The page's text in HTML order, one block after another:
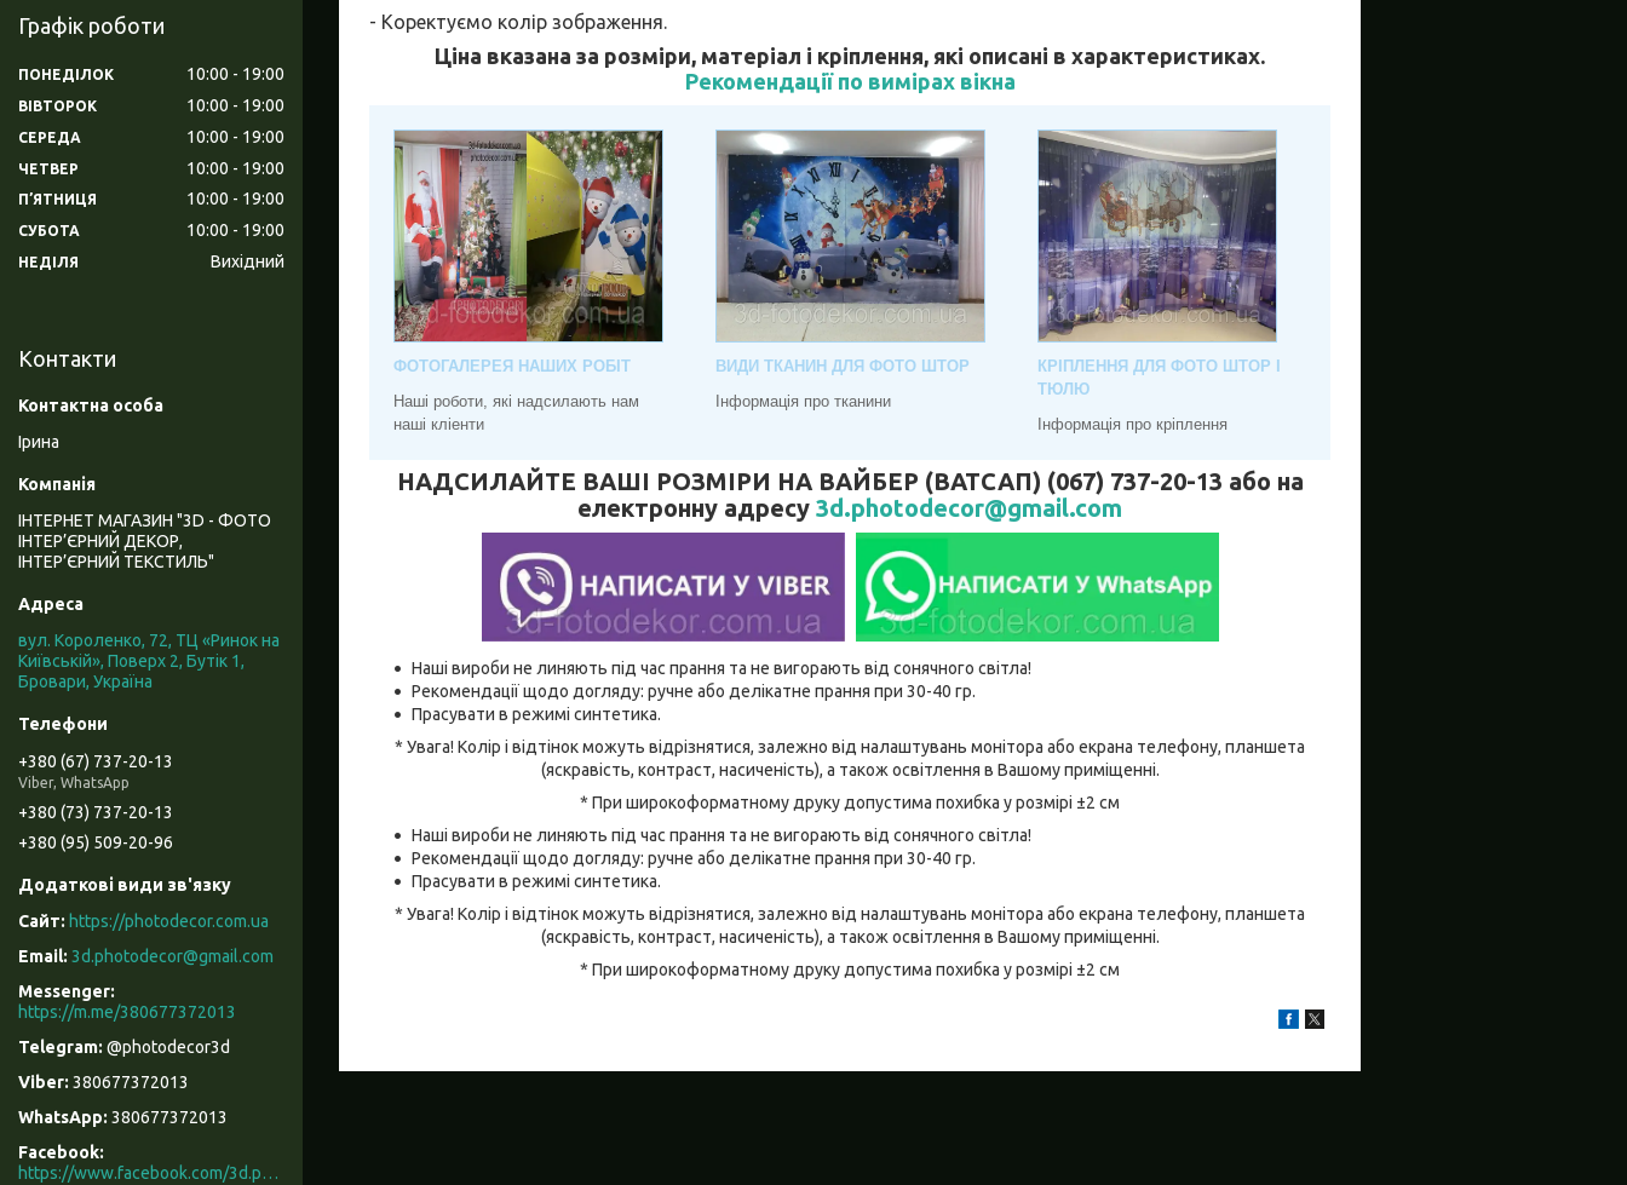
- Коректуємо колір зображення.
Ціна вказана за розміри, матеріал і кріплення, які описані в характеристиках.
Рекомендації по вимірах вікна
ФОТОГАЛЕРЕЯ НАШИХ РОБІТ
Наші роботи, які надсилають нам
наші кліенти
ВИДИ ТКАНИН ДЛЯ ФОТО ШТОР
Інформація про тканини
КРІПЛЕННЯ ДЛЯ ФОТО ШТОР І
ТЮЛЮ
Інформація про кріплення
НАДСИЛАЙТЕ ВАШІ РОЗМІРИ НА ВАЙБЕР (ВАТСАП) (067) 737-20-13 або на
електронну адресу 3d.photodecor@gmail.com
Наші вироби не линяють під час прання та не вигорають від сонячного світла!
Рекомендації щодо догляду: ручне або делікатне прання при 30-40 гр.
Прасувати в режимі синтетика.
* Увага! Колір і відтінок можуть відрізнятися, залежно від налаштувань монітора або екрана телефону, планшета
(яскравість, контраст, насиченість), а також освітлення в Вашому приміщенні.
* При широкоформатному друку допустима похибка у розмірі ±2 см
Наші вироби не линяють під час прання та не вигорають від сонячного світла!
Рекомендації щодо догляду: ручне або делікатне прання при 30-40 гр.
Прасувати в режимі синтетика.
* Увага! Колір і відтінок можуть відрізнятися, залежно від налаштувань монітора або екрана телефону, планшета
(яскравість, контраст, насиченість), а також освітлення в Вашому приміщенні.
* При широкоформатному друку допустима похибка у розмірі ±2 см
Графік роботи
ПОНЕДІЛОК 10:00 19:00
ВІВТОРОК 10:00 19:00
СЕРЕДА 10:00 19:00
ЧЕТВЕР 10:00 19:00
ПʼЯТНИЦЯ 10:00 19:00
СУБОТА 10:00 19:00
НЕДІЛЯ Вихідний
Контакти
Ірина
ІНТЕРНЕТ МАГАЗИН "3D - ФОТО
ІНТЕР’ЄРНИЙ ДЕКОР,
ІНТЕР’ЄРНИЙ ТЕКСТИЛЬ"
вул. Короленко, 72, ТЦ «Ринок на
Київській», Поверх 2, Бутік 1,
Бровари, Україна
+380 (67) 737-20-13
Viber, WhatsApp
+380 (73) 737-20-13
+380 (95) 509-20-96
https://photodecor.com.ua
3d.photodecor@gmail.com
https://m.me/380677372013
@photodecor3d
380677372013
380677372013
Facebook
https://www.facebook.com/3d.photodecor/